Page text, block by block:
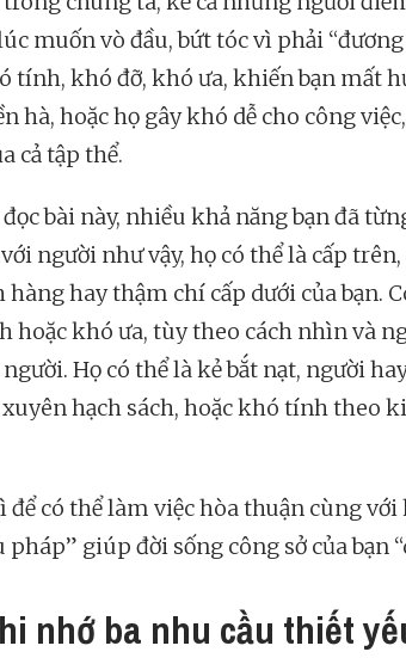
muốn vò đầu, bứt tóc vì phải
tính, khó đỡ, khó ưa, khiến bạn mất
hà, hoặc họ gây khó dễ cho công
cả tập thể.
bài này, nhiều khả năng bạn đã
người như vậy, họ có thể là cấp
hàng hay thậm chí cấp dưới của bạn.
hoặc khó ưa, tùy theo cách nhìn và
Họ có thể là kẻ bắt nạt, người
hạch sách, hoặc khó tính theo
để có thể làm việc hòa thuận cùng với
pháp” giúp đời sống công sở của bạn
nhớ ba nhu cầu thiết